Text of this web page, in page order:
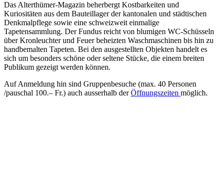
Das Alterthümer-Magazin beherbergt Kostbarkeiten und
Kuriositäten aus dem Bauteillager der kantonalen und städtischen
Denkmalpflege sowie eine schweizweit einmalige
Tapetensammlung. Der Fundus reicht von blumigen WC-Schüsseln
über Kronleuchter und Feuer beheizten Waschmaschinen bis hin zu
handbemalten Tapeten. Bei den ausgestellten Objekten handelt es
sich um besonders schöne oder seltene Stücke, die einem breiten
Publikum gezeigt werden können.
Auf Anmeldung hin sind Gruppenbesuche (max. 40 Personen
/pauschal 100.– Fr.) auch ausserhalb derÖffnungszeiten möglich.